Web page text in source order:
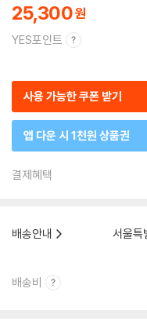
25,300
YES포인트
사용 가능한 쿠폰 받기
앱 다운 시 1천원 상품권
결제혜택
배송안내
서울특
배송비